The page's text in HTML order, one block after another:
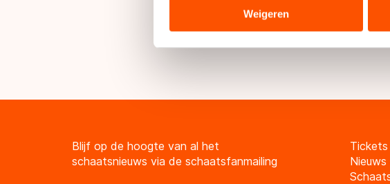
analyse. Zij kunnen deze combineren met
hun services. Sommige partners kunnen
adequaat beschermingsniveau geldt volgens
Weigeren
TV hebt van KPN kun je het
Presenteert.
Blijf op de hoogte van al het
schaatsnieuws via de schaatsfanmailing
Tickets